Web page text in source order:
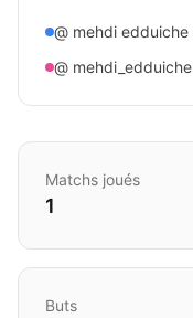
@ mehdi edduiche
@ mehdi_edduiche
Matchs joués
1
Buts